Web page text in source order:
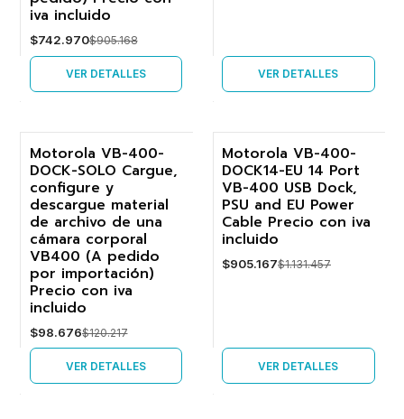
iva incluido
$742.970$905.168
VER DETALLES VER DETALLES
-18%
Agotado
Motorola VB-400-
DOCK-SOLO Cargue,
configure y
descargue material
de archivo de una
cámara corporal
VB400 (A pedido
por importación)
Precio con iva
incluido
$98.676$120.217
VER DETALLES
-20%
Agotado
Motorola VB-400-
DOCK14-EU 14 Port
VB-400 USB Dock,
PSU and EU Power
Cable Precio con iva
incluido
$905.167$1.131.457
VER DETALLES